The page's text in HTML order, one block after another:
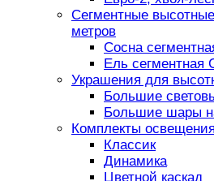
Сегментные
метров
Сосна
Ель сегментная
Украшения для
Большие
Большие шары
Комплекты
Классик
Динамика
Цветной каскад